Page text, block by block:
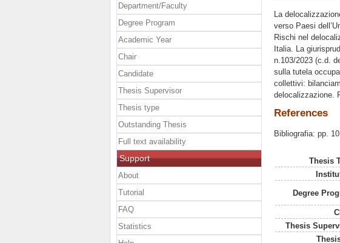
La
verso Paesi
Rischi nel
Italia. La
n.103/2023 (c.d.
sulla tutela
collettivi:
delocalizzazione.
References
Bibliografia: pp.
Thesis
Degree
Thesis
Department/Faculty
Degree Program
Academic Year
Chair
Candidate
Thesis Supervisor
Thesis type
Outstanding Thesis
Full text availability
Support
About
Tutorial
FAQ
Statistics